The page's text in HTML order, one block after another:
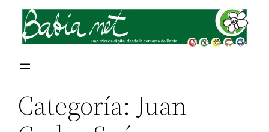
Saltar
contenido
Categoría: Juan